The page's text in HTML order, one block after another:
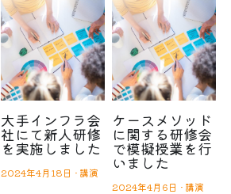
大手インフラ会
社にて新人研修
を実施しました
2024年4月18日 · 講演
ケースメソッド
に関する研修会
で模擬授業を行
いました
2024年4月6日 · 講演